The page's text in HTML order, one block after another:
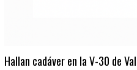
Hallan cadáver en la V-30 de